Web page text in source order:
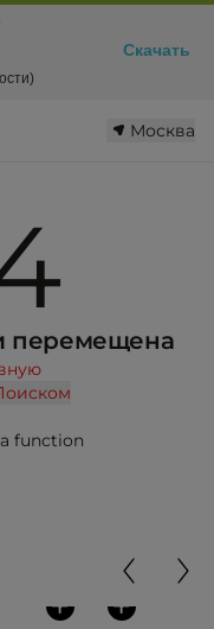
Москва
перемещена
function
+ +
Скачать